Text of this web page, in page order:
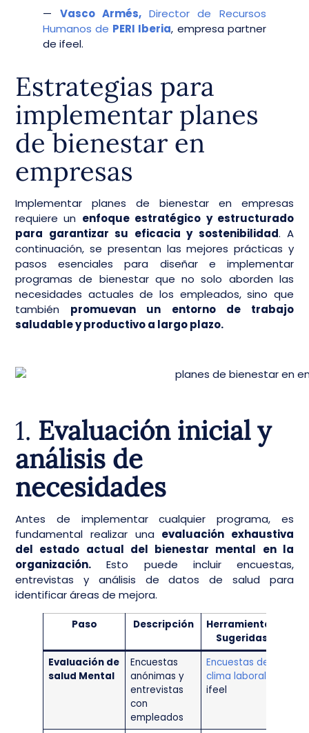
— Vasco Armés, Director de Recursos
Humanos de PERI Iberia, empresa partner
de ifeel.
Estrategias para
implementar planes
de bienestar en
empresas
Implementar planes de bienestar en empresas
requiere un enfoque estratégico y estructurado
para garantizar su eficacia y sostenibilidad. A
continuación, se presentan las mejores prácticas y
pasos esenciales para diseñar e implementar
programas de bienestar que no solo aborden las
necesidades actuales de los empleados, sino que
también promuevan un entorno de trabajo
saludable y productivo a largo plazo.
1. Evaluación inicial y
análisis de
necesidades
Antes de implementar cualquier programa, es
fundamental realizar una evaluación exhaustiva
del estado actual del bienestar mental en la
organización. Esto puede incluir encuestas,
entrevistas y análisis de datos de salud para
identificar áreas de mejora.
Paso Descripción
Herramientas
Sugeridas
Evaluación de
salud Mental
Encuestas
anónimas y
entrevistas
con
empleados
Encuestas de
clima laboral
ifeel